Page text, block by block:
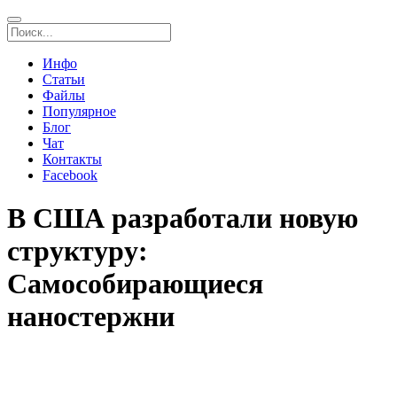
Инфо
Статьи
Файлы
Популярное
Блог
Чат
Контакты
Facebook
В США разработали новую
структуру:
Самособирающиеся
наностержни